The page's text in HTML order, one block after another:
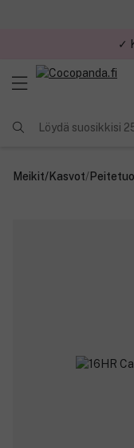
✓
Löydä suosikkisi
Meikit/Kasvot/